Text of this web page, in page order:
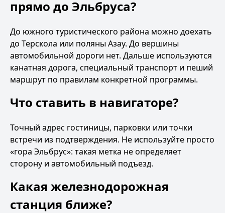
прямо до Эльбруса?
До южного туристического района можно доехать
до Терскола или поляны Азау. До вершины
автомобильной дороги нет. Дальше используются
канатная дорога, специальный транспорт и пеший
маршрут по правилам конкретной программы.
Что ставить в навигаторе?
Точный адрес гостиницы, парковки или точки
встречи из подтверждения. Не используйте просто
«гора Эльбрус»: такая метка не определяет
сторону и автомобильный подъезд.
Какая железнодорожная
станция ближе?